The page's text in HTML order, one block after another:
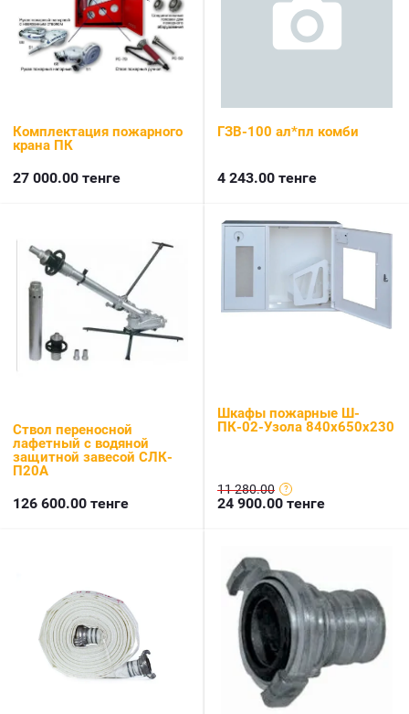
Комплектация пожарного
крана ПК
27 000.00 тенге
ГЗВ-100 ал*пл комби
4 243.00 тенге
Ствол переносной
лафетный с водяной
защитной завесой СЛК-
П20А
126 600.00 тенге
Шкафы пожарные Ш-
ПК-02-Узола 840х650х230
11 280.00
24 900.00 тенге